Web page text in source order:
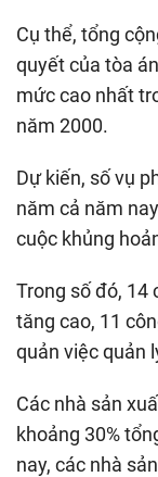
Cụ thể, tổng
quyết của tòa
mức cao nhất
năm 2000.
Dự kiến, số vụ
năm cả năm
cuộc khủng
Trong số đó, 14
tăng cao, 11
quản việc quản
Các nhà sản
khoảng 30%
nay, các nhà